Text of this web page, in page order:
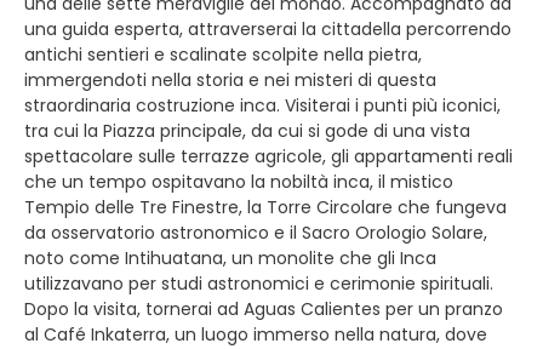
una guida esperta, attraverserai la cittadella percorrendo
antichi sentieri e scalinate scolpite nella pietra,
immergendoti nella storia e nei misteri di questa
straordinaria costruzione inca. Visiterai i punti più iconici,
tra cui la Piazza principale, da cui si gode di una vista
spettacolare sulle terrazze agricole, gli appartamenti reali
che un tempo ospitavano la nobiltà inca, il mistico
Tempio delle Tre Finestre, la Torre Circolare che fungeva
da osservatorio astronomico e il Sacro Orologio Solare,
noto come Intihuatana, un monolite che gli Inca
utilizzavano per studi astronomici e cerimonie spirituali.
Dopo la visita, tornerai ad Aguas Calientes per un pranzo
al Café Inkaterra, un luogo immerso nella natura, dove